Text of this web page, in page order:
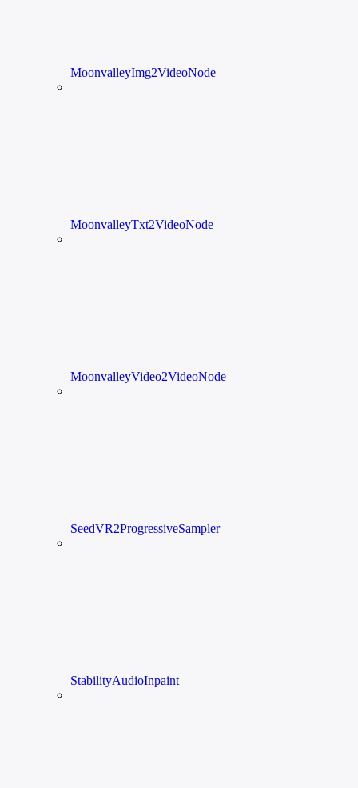
MoonvalleyImg2VideoNode
MoonvalleyTxt2VideoNode
MoonvalleyVideo2VideoNode
SeedVR2ProgressiveSampler
StabilityAudioInpaint